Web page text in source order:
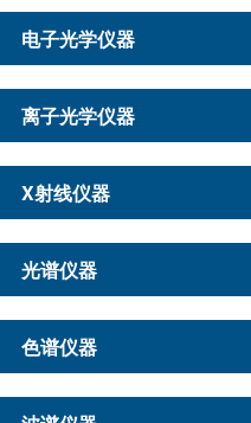
电子光学仪器
离子光学仪器
X射线仪器
光谱仪器
色谱仪器